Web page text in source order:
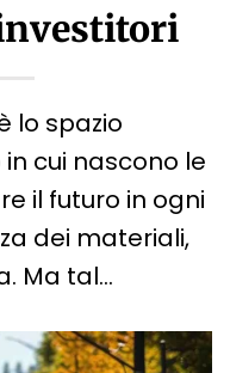
lo spazio
in cui nascono le
il futuro in ogni
dei materiali,
Ma tal…